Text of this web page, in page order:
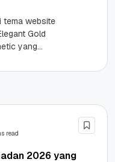
tema website
Gold
yang
read
2026 yang